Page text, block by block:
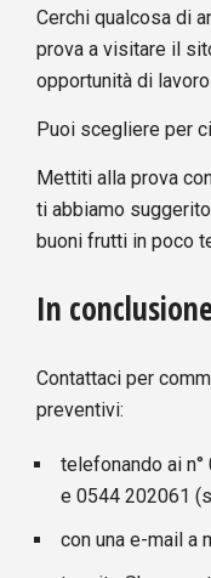
Cerchi qualcosa di
prova a visitare il
opportunità di lavoro
Puoi scegliere per
Mettiti alla prova
ti abbiamo
buoni frutti in poco
In
Contattaci per
preventivi:
telefonando ai n°
e 0544 202061
con una e-mail a